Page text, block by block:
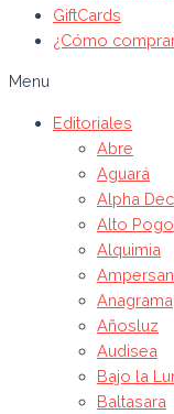
GiftCards
¿Cómo
Menu
Editoriales
Abre
Aguará
Alpha
Alto Pogo
Alquimia
Anagrama
Añosluz
Audisea
Bajo la
Baltasara